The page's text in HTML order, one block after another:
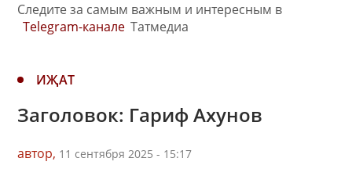
Следите за самым важным и интересным в
Telegram-канале Татмедиа
ИҖАТ
Заголовок: Гариф Ахунов
автор, 11 сентября 2025 - 15:17